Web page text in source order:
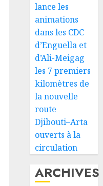
lance les
animations
dans les CDC
d’Enguella et
d’Ali-Meigag
les 7 premiers
kilomètres de
la nouvelle
route
Djibouti–Arta
ouverts à la
circulation
ARCHIVES